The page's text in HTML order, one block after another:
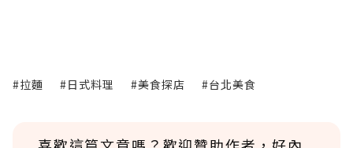
#拉麵 #日式料理 #美食探店 #台北美食